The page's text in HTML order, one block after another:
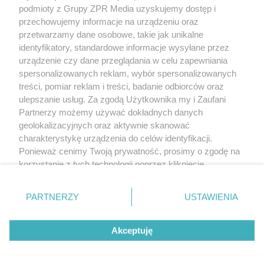
rozpowszechniany lub dalej rozpowszechniany w jakikolwiek sposób (w
tym także elektroniczny lub mechaniczny) na jakimkolwiek polu
eksploatacji w jakiejkolwiek formie, włącznie z umieszczaniem w Internecie
bez pisemnej zgody właściciela praw. Jakiekolwiek użycie lub
wykorzystanie utworów w całości lub w części z naruszeniem prawa, tzn.
bez właściwej zgody, jest zabronione pod groźbą kary i może być ścigane
prawnie.
O nas
podmioty z Grupy ZPR Media uzyskujemy dostęp i
przechowujemy informacje na urządzeniu oraz
przetwarzamy dane osobowe, takie jak unikalne
identyfikatory, standardowe informacje wysyłane przez
urządzenie czy dane przeglądania w celu zapewniania
spersonalizowanych reklam, wybór spersonalizowanych
treści, pomiar reklam i treści, badanie odbiorców oraz
ulepszanie usług. Za zgodą Użytkownika my i Zaufani
Partnerzy możemy używać dokładnych danych
geolokalizacyjnych oraz aktywnie skanować
charakterystykę urządzenia do celów identyfikacji.
Ponieważ cenimy Twoją prywatność, prosimy o zgodę na
korzystanie z tych technologii poprzez kliknięcie
zmienić/wycofać klikając przycisk ustawień prywatności
znajdujący się w lewym dolnym rogu strony
rodzaje przetwarzania danych nie wymagają zgody
użytkownika, ale masz prawo sprzeciwić się takiemu
przetwarzaniu. Preferencje będą miały zastosowanie tylko
PARTNERZY USTAWIENIA
Akceptuję